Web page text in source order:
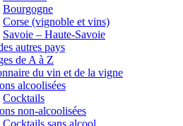
Bourgogne
Corse (vignoble et vins)
Savoie – Haute-Savoie
autres pays
de A à Z
du vin et de la vigne
alcoolisées
Cocktails
non-alcoolisées